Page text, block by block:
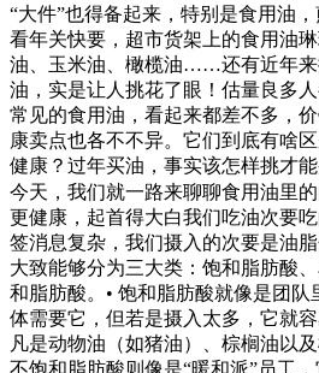
“大件”也得备起来，特别是食用油
看年关快要，超市货架上的食用油
油、玉米油、橄榄油……还有近年来
油，实是让人挑花了眼！估量良多
常见的食用油，看起来都差不多，
康卖点也各不不异。它们到底有啥
健康？过年买油，事实该怎样挑才
今天，我们就一路来聊聊食用油里的
更健康，起首得大白我们吃油次要
签消息复杂，我们摄入的次要是油
大致能够分为三大类：饱和脂肪酸
和脂肪酸。• 饱和脂肪酸就像是团队
体需要它，但若是摄入太多，它就容
凡是动物油（如猪油）、棕榈油以
不饱和脂肪酸则像是“暖和派”员工